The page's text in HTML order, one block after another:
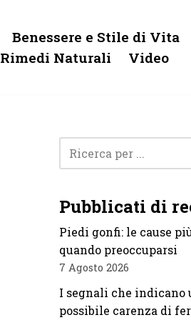
Benessere e Stile di Vita
Rimedi Naturali Video
Pubblicati di
Piedi gonfi: le cause
quando preoccuparsi
7 Agosto 2026
I segnali che indicano
possibile carenza di